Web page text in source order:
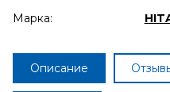
Марка:
Описание